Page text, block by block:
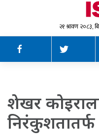
२१ श्रावण २०८३,
शेखर